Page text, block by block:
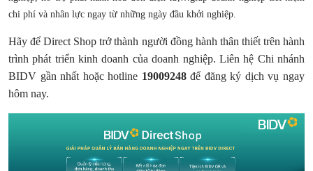
chi phí và nhân lực ngay từ những ngày đầu khởi nghiệp.
Hãy để Direct Shop trở thành người đồng hành thân thiết trên hành
trình phát triển kinh doanh của doanh nghiệp. Liên hệ Chi nhánh
BIDV gần nhất hoặc hotline 19009248để đăng ký dịch vụ ngay
hôm nay.